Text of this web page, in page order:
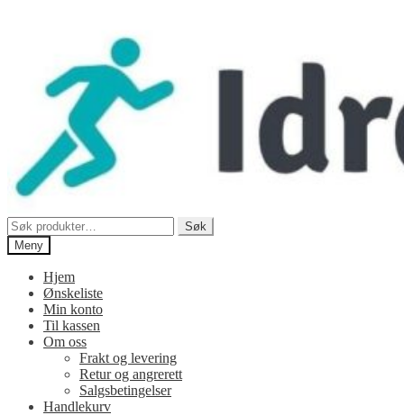
Søk
etter:
Søk
Meny
Hjem
Ønskeliste
Min konto
Til kassen
Om oss
Frakt og levering
Retur og angrerett
Salgsbetingelser
Handlekurv